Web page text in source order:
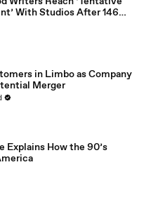
With Studios After 146
in Limbo as Company
Merger
Explains How the 90’s